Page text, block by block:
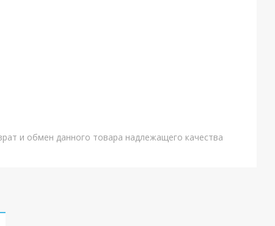
и обмен данного товара надлежащего качества